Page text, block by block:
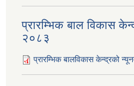
प्रारम्भिक बाल विकास
२०८३
प्रारम्भिक बालविकास केन्द्रको